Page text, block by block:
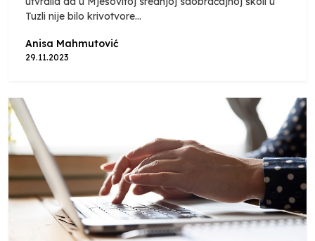
Tuzli nije bilo krivotvore...
Anisa Mahmutović
29.11.2023